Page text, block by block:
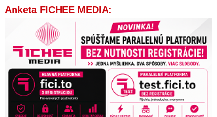
Anketa FICHEE MEDIA: